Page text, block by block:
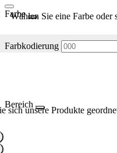
Farbe
Wählen Sie eine Farbe oder
Farbkodierung
Bereich
sich unsere Produkte